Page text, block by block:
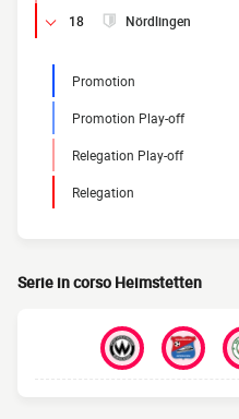
18
Nördlingen
Promotion
Promotion Play-off
Relegation Play-off
Relegation
Serie in corso Heimstetten